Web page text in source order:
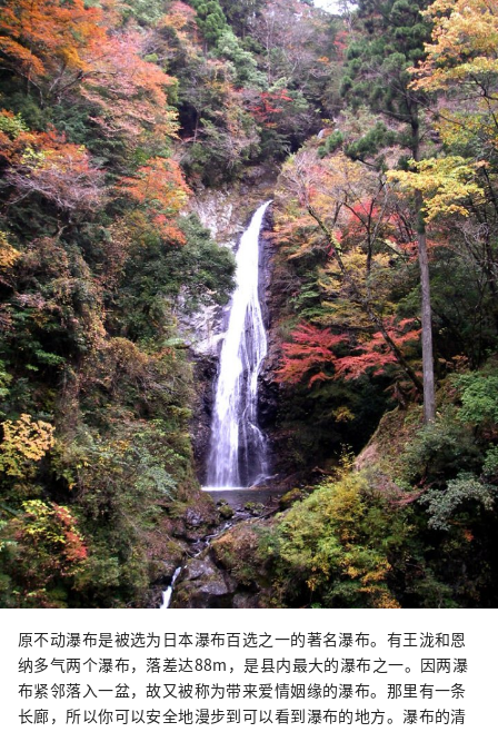
原不动瀑布是被选为日本瀑布百选之一的著名瀑布。有王泷和恩
纳多气两个瀑布，落差达88m，是县内最大的瀑布之一。因两瀑
布紧邻落入一盆，故又被称为带来爱情姻缘的瀑布。那里有一条
长廊，所以你可以安全地漫步到可以看到瀑布的地方。瀑布的清